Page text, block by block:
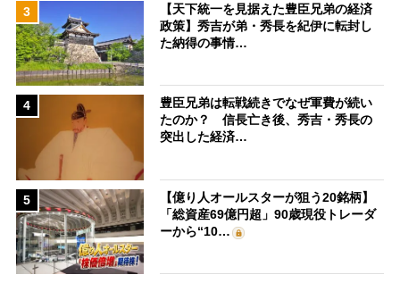
3
【天下統一を見据えた豊臣兄弟の経済
政策】秀吉が弟・秀長を紀伊に転封し
た納得の事情…
4
豊臣兄弟は転戦続きでなぜ軍費が続い
たのか？ 信長亡き後、秀吉・秀長の
突出した経済…
5
【億り人オールスターが狙う20銘柄】
「総資産69億円超」90歳現役トレーダ
ーから“10…